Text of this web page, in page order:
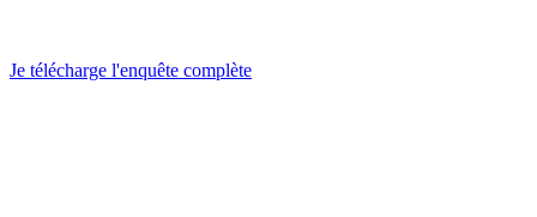
Je télécharge l'enquête complète